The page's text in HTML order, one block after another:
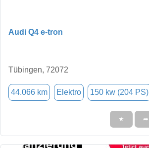
Audi Q4 e-tron
Tübingen, 72072
44.066 km Elektro 150 kw (204 PS)
★ ➦